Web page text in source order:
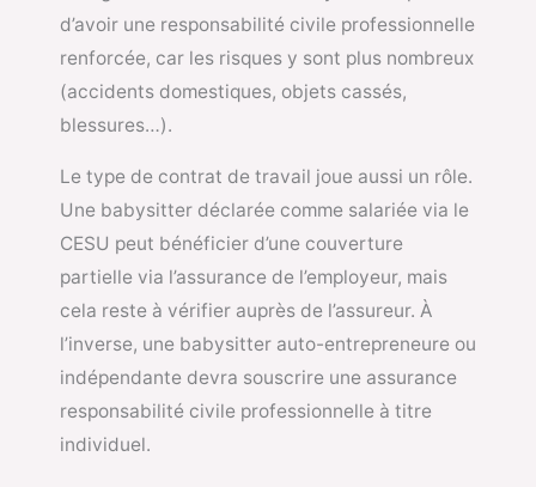
d’avoir une responsabilité civile professionnelle
renforcée, car les risques y sont plus nombreux
(accidents domestiques, objets cassés,
blessures…).
Le type de contrat de travail joue aussi un rôle.
Une babysitter déclarée comme salariée via le
CESU peut bénéficier d’une couverture
partielle via l’assurance de l’employeur, mais
cela reste à vérifier auprès de l’assureur. À
l’inverse, une babysitter auto-entrepreneure ou
indépendante devra souscrire une assurance
responsabilité civile professionnelle à titre
individuel.